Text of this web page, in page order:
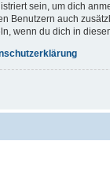
sein, um dich
Benutzern auch
wenn du dich in